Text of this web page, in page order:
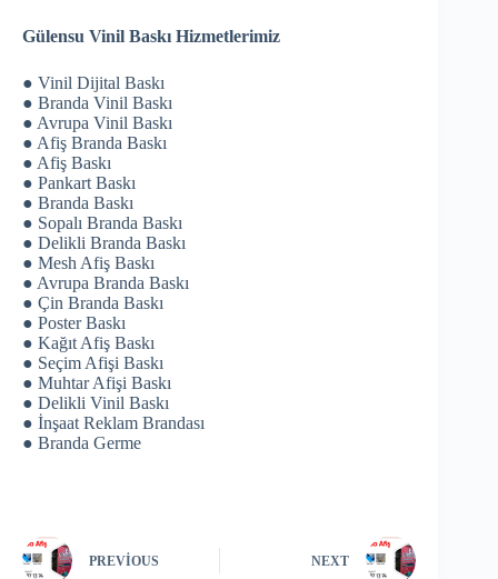
Gülensu Vinil Baskı Hizmetlerimiz
● Vinil Dijital Baskı
● Branda Vinil Baskı
● Avrupa Vinil Baskı
● Afiş Branda Baskı
● Afiş Baskı
● Pankart Baskı
● Branda Baskı
● Sopalı Branda Baskı
● Delikli Branda Baskı
● Mesh Afiş Baskı
● Avrupa Branda Baskı
● Çin Branda Baskı
● Poster Baskı
● Kağıt Afiş Baskı
● Seçim Afişi Baskı
● Muhtar Afişi Baskı
● Delikli Vinil Baskı
● İnşaat Reklam Brandası
● Branda Germe
PREVIOUS NEXT